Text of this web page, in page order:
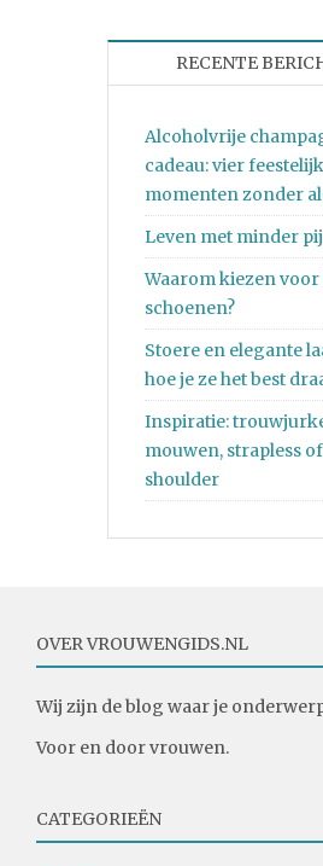
RECENTE
Alcoholvrije
cadeau: vier
momenten zonder
Leven met minder
Waarom kiezen voor
schoenen?
Stoere en elegante
hoe je ze het best
Inspiratie:
mouwen, strapless
shoulder
OVER VROUWENGIDS.NL
Wij zijn de blog waar je
Voor en door vrouwen.
CATEGORIEËN